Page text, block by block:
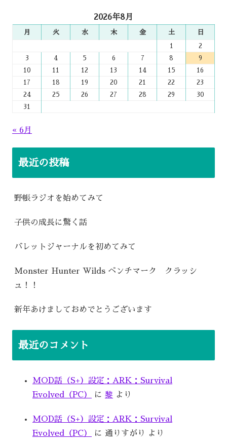
2026年8月
月 火 水 木 金 土 日
1
2
3
4 5 6 7 8
9
10
11 12 13 14 15
16
17
18 19 20 21 22
23
24
25 26 27 28 29
30
31
« 6月
最近の投稿
野帳ラジオを始めてみて
子供の成長に驚く話
バレットジャーナルを初めてみて
Monster Hunter Wilds ベンチマーク クラッシ
ュ！！
新年あけましておめでとうございます
最近のコメント
MOD話（S+）設定：ARK：Survival
Evolved（PC）
に 黎 より
MOD話（S+）設定：ARK：Survival
Evolved（PC）
に 通りすがり より